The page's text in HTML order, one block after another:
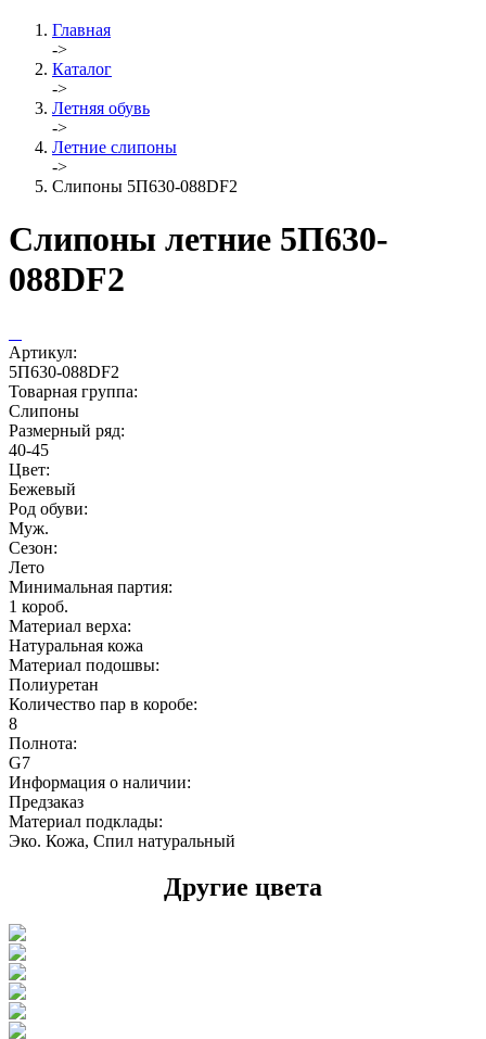
Главная
->
Каталог
->
Летняя обувь
->
Летние слипоны
->
Слипоны 5П630-088DF2
Слипоны летние 5П630-
088DF2
Артикул:
5П630-088DF2
Товарная группа:
Слипоны
Размерный ряд:
40-45
Цвет:
Бежевый
Род обуви:
Муж.
Сезон:
Лето
Минимальная партия:
1 короб.
Материал верха:
Натуральная кожа
Материал подошвы:
Полиуретан
Количество пар в коробе:
8
Полнота:
G7
Информация о наличии:
Предзаказ
Материал подклады:
Эко. Кожа, Спил натуральный
Другие цвета